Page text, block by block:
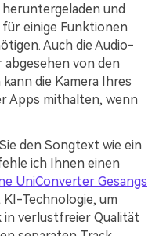
und
einige Funktionen
Auch die Audio-
von den
die Kamera Ihres
Apps mithalten, wenn
den Songtext wie ein
ich Ihnen einen
UniConverter Gesangs
Technologie, um
in verlustfreier Qualität